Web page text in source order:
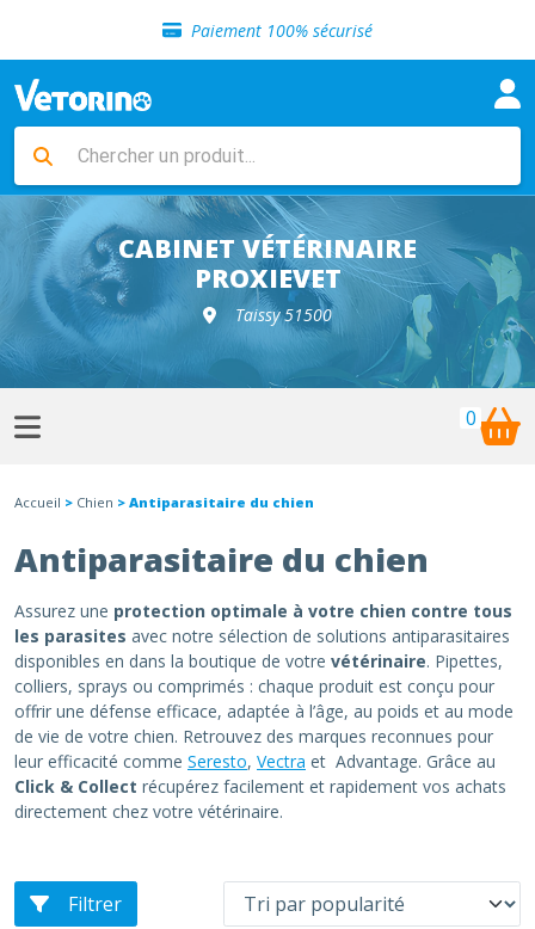
Paiement 100% sécurisé
Livraison gratuite en clinique vétérinaire
Sélection de croquettes vétérinaire
Livraison gratuite en clinique vétérinaire
Retour gratuit en clinique
Sélection de croquettes vétérinaire
CABINET VÉTÉRINAIRE
PROXIEVET
Taissy 51500
0
Accueil > Chien > Antiparasitaire du chien
Antiparasitaire du chien
Assurez une protection optimale à votre chien contre tous
les parasites avec notre sélection de solutions antiparasitaires
disponibles en dans la boutique de votre vétérinaire. Pipettes,
colliers, sprays ou comprimés : chaque produit est conçu pour
offrir une défense efficace, adaptée à l’âge, au poids et au mode
de vie de votre chien. Retrouvez des marques reconnues pour
leur efficacité comme Seresto, Vectra et Advantage. Grâce au
Click & Collect récupérez facilement et rapidement vos achats
directement chez votre vétérinaire.
Filtrer